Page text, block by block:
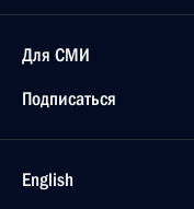
Для СМИ
Подписаться
English